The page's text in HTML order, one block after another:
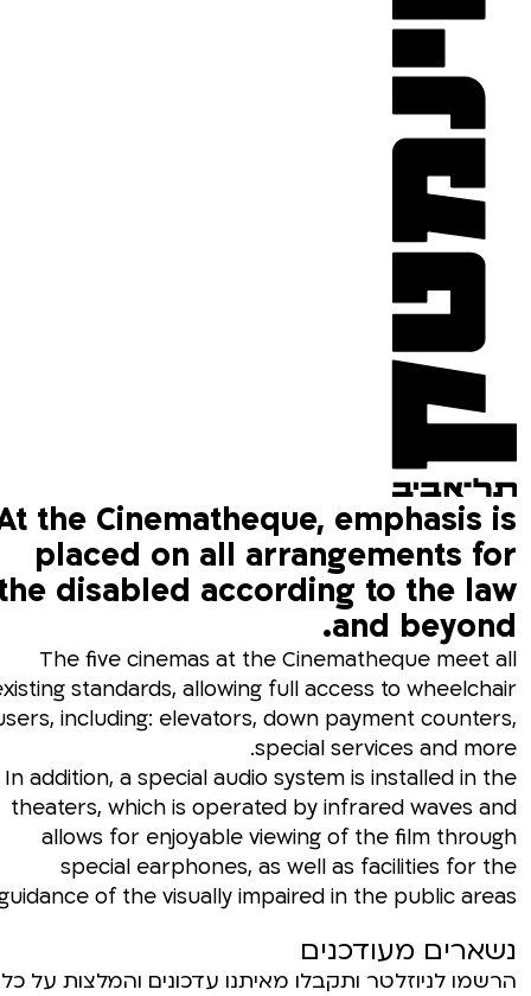
the Cinematheque, emphasis is
placed on all arrangements for
disabled according to the law
and beyond.
The five cinemas at the Cinematheque meet all
standards, allowing full access to wheelchair
including: elevators, down payment counters,
special services and more.
In addition, a special audio system is installed in the
theaters, which is operated by infrared waves and
allows for enjoyable viewing of the film through
special earphones, as well as facilities for the
of the visually impaired in the public areas.
נשארים מעודכנים
הרשמו לניוזלטר ותקבלו מאיתנו עדכונים והמלצות על כל